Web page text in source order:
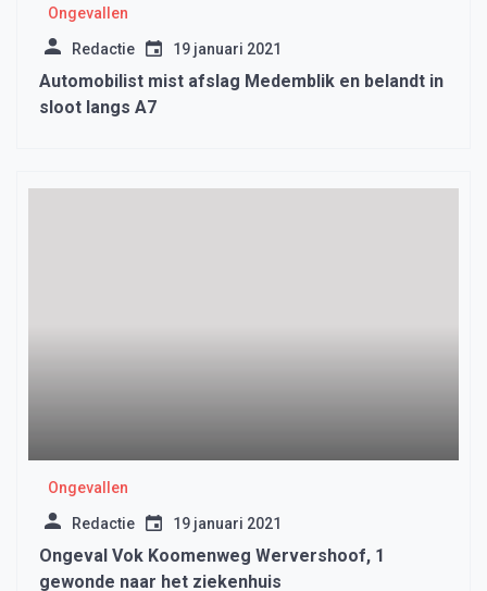
Ongevallen
Redactie 19 januari 2021
Automobilist mist afslag Medemblik en belandt in
sloot langs A7
Ongevallen
Redactie 19 januari 2021
Ongeval Vok Koomenweg Wervershoof, 1
gewonde naar het ziekenhuis